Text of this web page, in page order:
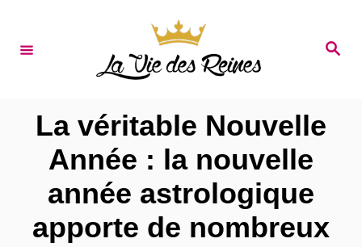
S
La véritable Nouvelle
Année : la nouvelle
année astrologique
apporte de nombreux